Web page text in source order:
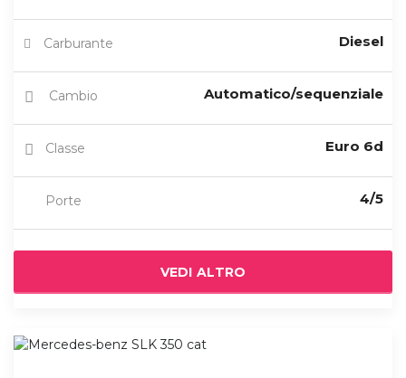
Carburante Diesel
Cambio Automatico/sequenziale
Classe Euro 6d
Porte 4/5
VEDI ALTRO